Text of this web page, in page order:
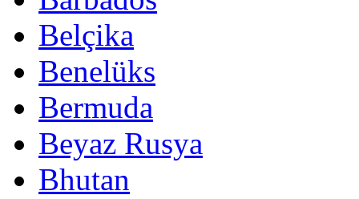
Belçika
Benelüks
Bermuda
Beyaz Rusya
Bhutan